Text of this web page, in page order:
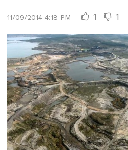
11/09/2014 4:18 PM 1 1